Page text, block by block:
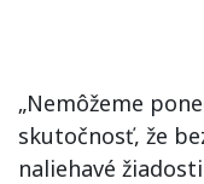
„Nemôžeme
skutočnosť, že
naliehavé